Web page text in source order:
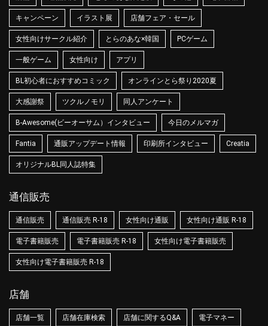
キャンペーン イラスト展 店舗フェア・セール
女性向けサークル紹介 とらのあな×韓国 PCゲーム
一般ゲーム 女性向け アプリ
BL初心者におすすめコミック オンラインとら祭り2020夏
大感謝祭 ツクルノモリ 同人アンケート
B-Awesome(ビーオーサム）インタビュー 今日のメルマガ
Fantia 通販アップデート情報 印刷所インタビュー Creatia
オリジナルBL同人誌特集
通信販売
通信販売 通信販売 R-18 女性向け通販 女性向け通販 R-18
電子書籍販売 電子書籍販売 R-18 女性向け電子書籍販売
女性向け電子書籍販売 R-18
店舗
店舗一覧 店舗在庫検索 店舗に関するQ&A 電子マネー